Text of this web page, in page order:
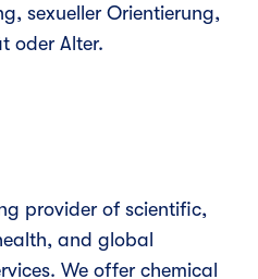
sexueller Orientierung,
oder Alter.
provider of scientific,
and global
We offer chemical